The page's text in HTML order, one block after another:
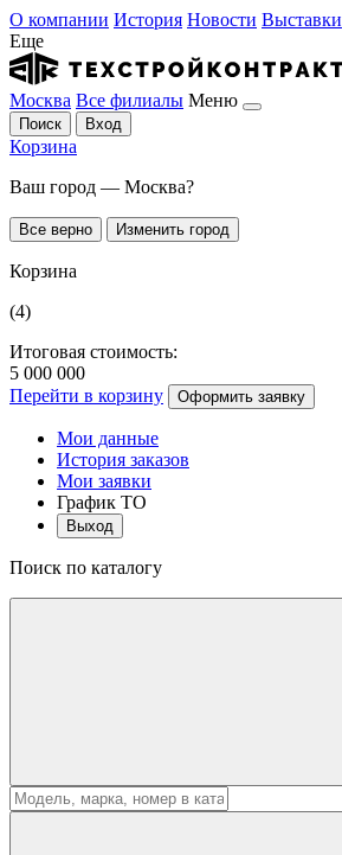
О компании История Новости Выставки
Еще
Москва Все филиалы Меню
Поиск Вход
Корзина
Ваш город — Москва?
Все верно Изменить город
Корзина
(4)
Итоговая стоимость:
5 000 000
Перейти в корзину
Оформить заявку
Мои данные
История заказов
Мои заявки
График ТО
Выход
Поиск по каталогу